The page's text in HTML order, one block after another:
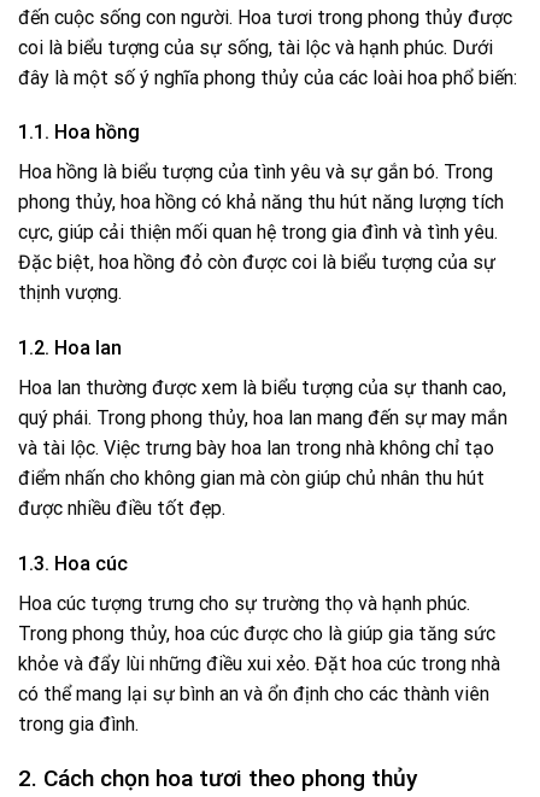
đến cuộc sống con người. Hoa tươi trong phong thủy được
coi là biểu tượng của sự sống, tài lộc và hạnh phúc. Dưới
đây là một số ý nghĩa phong thủy của các loài hoa phổ biến:
1.1. Hoa hồng
Hoa hồng là biểu tượng của tình yêu và sự gắn bó. Trong
phong thủy, hoa hồng có khả năng thu hút năng lượng tích
cực, giúp cải thiện mối quan hệ trong gia đình và tình yêu.
Đặc biệt, hoa hồng đỏ còn được coi là biểu tượng của sự
thịnh vượng.
1.2. Hoa lan
Hoa lan thường được xem là biểu tượng của sự thanh cao,
quý phái. Trong phong thủy, hoa lan mang đến sự may mắn
và tài lộc. Việc trưng bày hoa lan trong nhà không chỉ tạo
điểm nhấn cho không gian mà còn giúp chủ nhân thu hút
được nhiều điều tốt đẹp.
1.3. Hoa cúc
Hoa cúc tượng trưng cho sự trường thọ và hạnh phúc.
Trong phong thủy, hoa cúc được cho là giúp gia tăng sức
khỏe và đẩy lùi những điều xui xẻo. Đặt hoa cúc trong nhà
có thể mang lại sự bình an và ổn định cho các thành viên
trong gia đình.
2. Cách chọn hoa tươi theo phong thủy